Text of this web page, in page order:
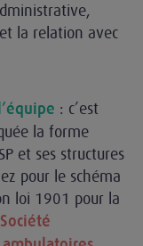
la relation avec
: c’est
la forme
et ses structures
pour le schéma
loi 1901 pour la
Société